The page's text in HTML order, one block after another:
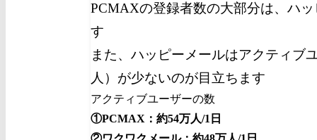
PCMAXの登録者数の大部分は、ハ
す
また、ハッピーメールはアクティブ
人）が少ないのが目立ちます
アクティブユーザーの数
①PCMAX：約54万人/1日